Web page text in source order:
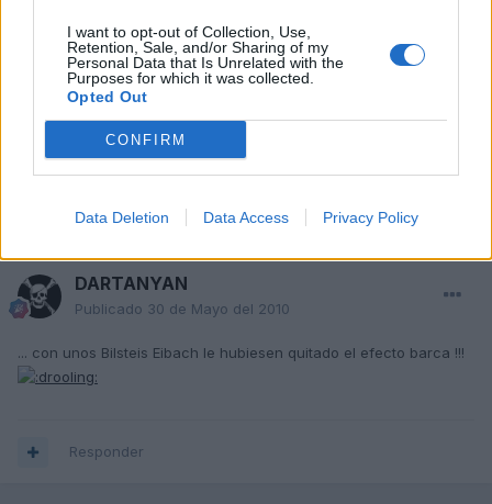
I want to opt-out of Collection, Use,
Retention, Sale, and/or Sharing of my
Personal Data that Is Unrelated with the
Purposes for which it was collected.
Opted Out
CONFIRM
Data Deletion Data Access Privacy Policy
DARTANYAN
Publicado30 de Mayo del 2010
... con unos Bilsteis Eibach le hubiesen quitado el efecto barca !!!
DARTANYAN
Publicado 30 de Mayo del 2010
... con unos Bilsteis Eibach le hubiesen quitado el efecto barca !!!
Responder